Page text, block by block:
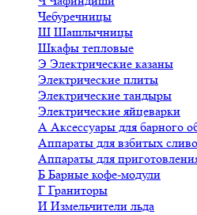
Чебуречницы
Ш Шашлычницы
Шкафы тепловые
Э Электрические казаны
Электрические плиты
Электрические тандыры
Электрические яйцеварки
А Аксессуары для барного
Аппараты для взбитых
Аппараты для
Б Барные кофе-модули
Г Граниторы
И Измельчители льда